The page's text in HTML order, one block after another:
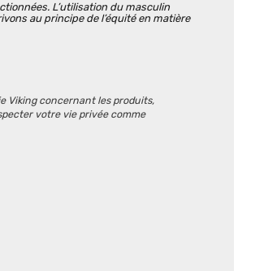
L’utilisation du masculin
au principe de l’équité en matière
Viking concernant les produits,
votre vie privée comme